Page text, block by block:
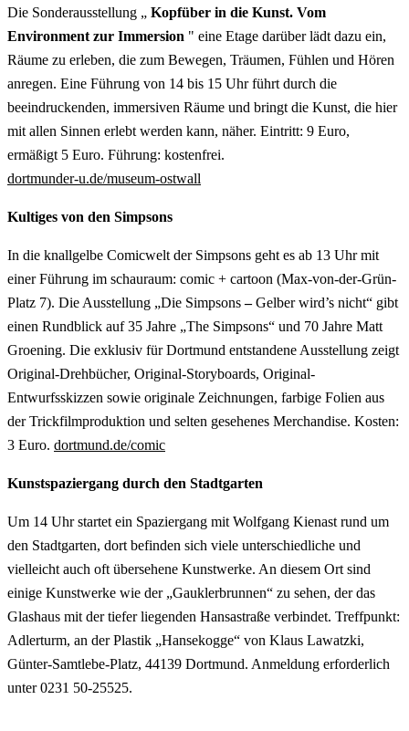
Die Sonderausstellung „ Kopfüber in die Kunst. Vom
Environment zur Immersion " eine Etage darüber lädt dazu ein,
Räume zu erleben, die zum Bewegen, Träumen, Fühlen und Hören
anregen. Eine Führung von 14 bis 15 Uhr führt durch die
beeindruckenden, immersiven Räume und bringt die Kunst, die hier
mit allen Sinnen erlebt werden kann, näher. Eintritt: 9 Euro,
ermäßigt 5 Euro. Führung: kostenfrei.
dortmunder-u.de/museum-ostwall
Kultiges von den Simpsons
In die knallgelbe Comicwelt der Simpsons geht es ab 13 Uhr mit
einer Führung im schauraum: comic + cartoon (Max-von-der-Grün-
Platz 7). Die Ausstellung „Die Simpsons–Gelber wird’s nicht“ gibt
einen Rundblick auf 35 Jahre „The Simpsons“ und 70 Jahre Matt
Groening. Die exklusiv für Dortmund entstandene Ausstellung zeigt
Original-Drehbücher, Original-Storyboards, Original-
Entwurfsskizzen sowie originale Zeichnungen, farbige Folien aus
der Trickfilmproduktion und selten gesehenes Merchandise. Kosten:
3 Euro. dortmund.de/comic
Kunstspaziergang durch den Stadtgarten
Um 14 Uhr startet ein Spaziergang mit Wolfgang Kienast rund um
den Stadtgarten, dort befinden sich viele unterschiedliche und
vielleicht auch oft übersehene Kunstwerke. An diesem Ort sind
einige Kunstwerke wie der „Gauklerbrunnen“ zu sehen, der das
Glashaus mit der tiefer liegenden Hansastraße verbindet. Treffpunkt:
Adlerturm, an der Plastik „Hansekogge“ von Klaus Lawatzki,
Günter-Samtlebe-Platz, 44139 Dortmund. Anmeldung erforderlich
unter 0231 50-25525.